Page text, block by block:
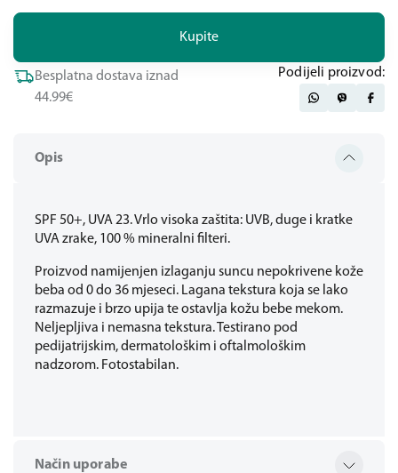
Opis
SPF 50+, UVA 23. Vrlo visoka zaštita: UVB, duge i kratke
UVA zrake, 100 % mineralni filteri.
Proizvod namijenjen izlaganju suncu nepokrivene kože
beba od 0 do 36 mjeseci. Lagana tekstura koja se lako
razmazuje i brzo upija te ostavlja kožu bebe mekom.
Neljepljiva i nemasna tekstura. Testirano pod
pedijatrijskim, dermatološkim i oftalmološkim
nadzorom. Fotostabilan.
Način uporabe
Kupite
Besplatna dostava iznad
44.99€
Podijeli proizvod: